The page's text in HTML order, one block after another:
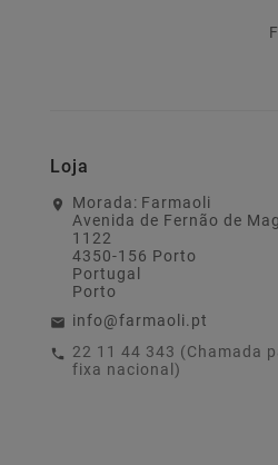
Loja
Morada: Farmaoli
Avenida de Fernão de
1122
4350-156 Porto
Portugal
Porto
info@farmaoli.pt
22 11 44 343 (Chamada
fixa nacional)